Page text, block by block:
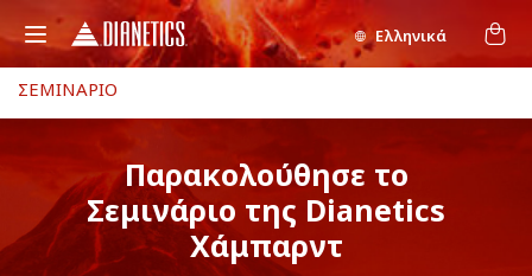
Ελληνικά
ΣΕΜΙΝΑΡΙΟ
Παρακολούθησε το
Σεμινάριο της Dianetics
Χάμπαρντ